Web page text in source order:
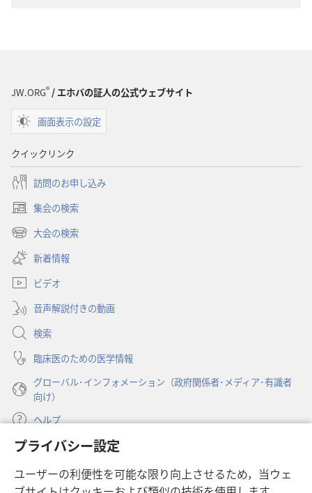
プライバシー設定
ユーザーの利便性を可能な限り向上させるため，当ウェ
JW.ORG®/ エホバの証人の公式ウェブサイト
画面表示の設定
クイックリンク
訪問のお申し込み
集会の検索
（新
し
タ
で
開
く）
大会の検索
（新
し
い
タ
ブ
で
開
く）
新着情報
ビデオ
音声解説付きの動画
検索
臨床医のための医学情報
グローバル･インフォメーション（政府関係者･メディア･有識者
向け）
ヘルプ
寄付
し